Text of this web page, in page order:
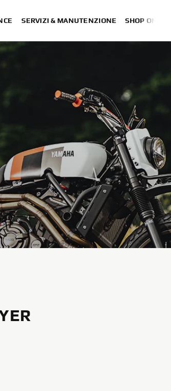
SERVIZI & MANUTENZIONE SHOP ONLINE